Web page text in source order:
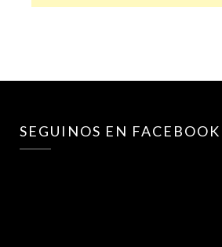
SEGUINOS EN FACEBOOK